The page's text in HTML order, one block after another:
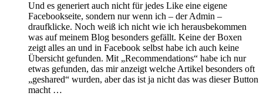
Und es generiert auch nicht für jedes Like eine eigene
Facebookseite, sondern nur wenn ich – der Admin –
draufklicke. Noch weiß ich nicht wie ich herausbekommen
was auf meinem Blog besonders gefällt. Keine der Boxen
zeigt alles an und in Facebook selbst habe ich auch keine
Übersicht gefunden. Mit „Recommendations“ habe ich nur
etwas gefunden, das mir anzeigt welche Artikel besonders oft
„geshared“ wurden, aber das ist ja nicht das was dieser Button
macht …